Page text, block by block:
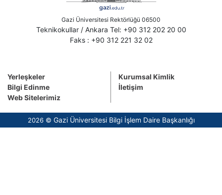
Gazi Üniversitesi Rektörlüğü 06500
Teknikokullar / Ankara Tel: +90 312 202 20 00
Faks : +90 312 221 32 02
Yerleşkeler
Bilgi Edinme
Web Sitelerimiz
Kurumsal Kimlik
İletişim
2026 © Gazi Üniversitesi Bilgi İşlem Daire Başkanlığı